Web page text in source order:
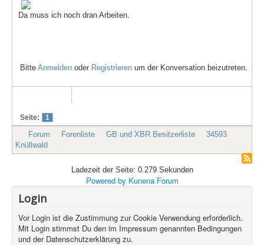
Da muss ich noch dran Arbeiten.
Bitte Anmelden oder Registrieren um der Konversation beizutreten.
Seite: 1
Forum Forenliste GB und XBR Besitzerliste
34593
Knüllwald
Ladezeit der Seite: 0.279 Sekunden
Powered by Kunena Forum
Login
Vor Login ist die Zustimmung zur Cookie Verwendung erforderlich.
Mit Login stimmst Du den im Impressum genannten Bedingungen
und der Datenschutzerklärung zu.